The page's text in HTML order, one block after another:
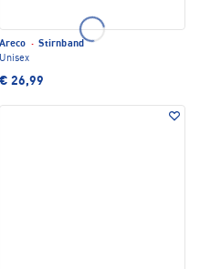
Areco · Stirnband
Unisex
€ 26,99